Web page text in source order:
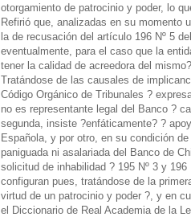
otorgamiento de patrocinio y poder, lo
Refirió que, analizadas en su momento
la de recusación del artículo 196 Nº 5
eventualmente, para el caso que la
tener la calidad de acreedora del mismo?.
Tratándose de las causales de
Código Orgánico de Tribunales ?
no es representante legal del Banco ?
segunda, insiste ?enfáticamente? ?
Española, y por otro, en su condición
paniguada ni asalariada del Banco de
solicitud de inhabilidad ? 195 Nº 3 y
configuran pues, tratándose de la
virtud de un patrocinio y poder ?, y en
el Diccionario de Real Academia de la